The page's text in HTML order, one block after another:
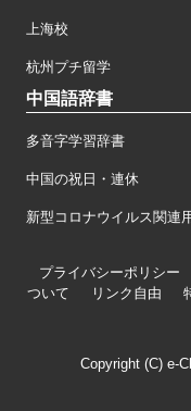
上海校
杭州プチ留学
中国語辞書
多音字学習辞書
中国の祝日・連休
新型コロナウイルス関連
プライバシーポリシー
ついて
リンク自由
Copyright (C) e-